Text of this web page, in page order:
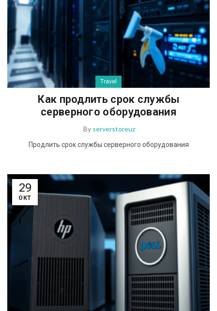
Travel
Как продлить срок службы
серверного оборудования
By serverstoreuz
Продлить срок службы серверного оборудования
29
ОКТ